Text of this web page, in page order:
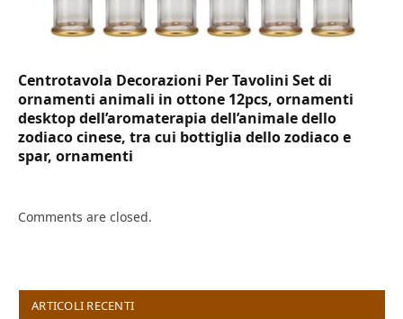
Centrotavola Decorazioni Per Tavolini Set di
ornamenti animali in ottone 12pcs, ornamenti
desktop dell’aromaterapia dell’animale dello
zodiaco cinese, tra cui bottiglia dello zodiaco e
spar, ornamenti
Comments are closed.
ARTICOLI RECENTI